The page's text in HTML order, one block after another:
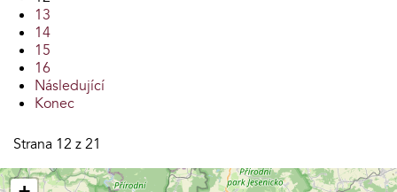
13
14
15
16
Následující
Konec
Strana 12 z 21